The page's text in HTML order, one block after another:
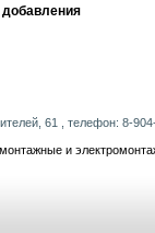
добавления
61 , телефон: 8-
и